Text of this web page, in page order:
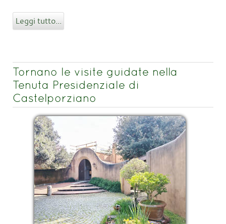
Leggi tutto...
Tornano le visite guidate nella
Tenuta Presidenziale di
Castelporziano